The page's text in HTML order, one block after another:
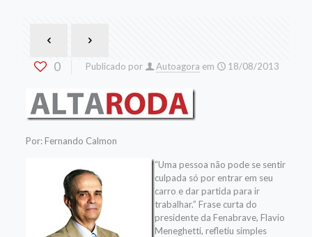
0 Publicado por Autoagora em 18/08/2013
Por: Fernando Calmon
“Uma pessoa não pode se sentir
culpada só por entrar em seu
carro e dar partida para ir
trabalhar.” Frase curta do
presidente da Fenabrave, Flavio
Meneghetti, refletiu simples